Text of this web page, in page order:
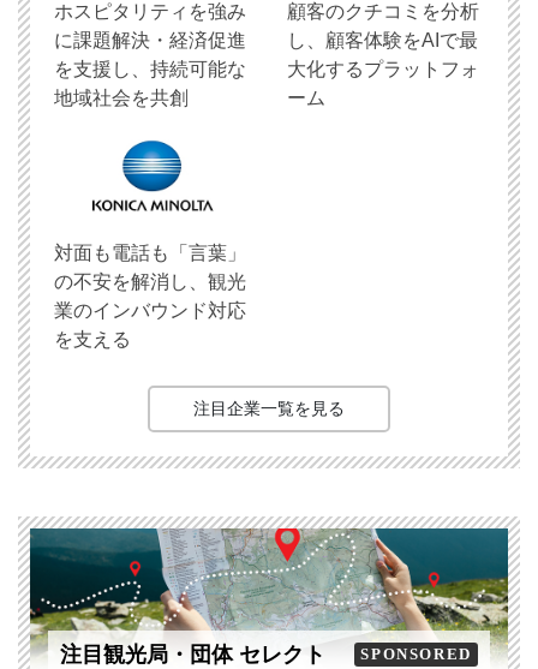
ホスピタリティを強み
に課題解決・経済促進
を支援し、持続可能な
地域社会を共創
顧客のクチコミを分析
し、顧客体験をAIで最
大化するプラットフォ
ーム
対面も電話も「言葉」
の不安を解消し、観光
業のインバウンド対応
を支える
注目企業一覧を見る
注目観光局・団体 セレクト SPONSORED